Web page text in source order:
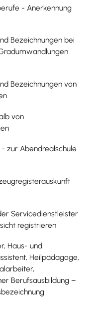
- Anerkennung
Bezeichnungen bei
Bezeichnungen von
von
zur Abendrealschule
Servicedienstleister
registrieren
Haus- und
Heilpädagoge,
Berufsausbildung –